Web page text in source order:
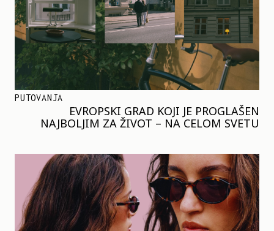
PUTOVANJA
EVROPSKI GRAD KOJI JE PROGLAŠEN
NAJBOLJIM ZA ŽIVOT – NA CELOM SVETU